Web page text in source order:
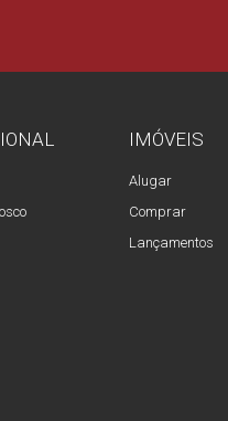
IMÓVEIS
Alugar
Comprar
Lançamentos